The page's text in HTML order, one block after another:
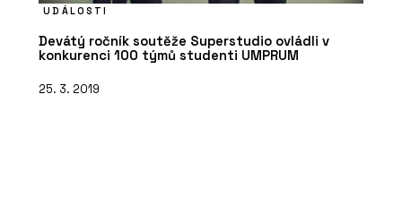
UDÁLOSTI
Devátý ročník soutěže Superstudio ovládli v
konkurenci 100 týmů studenti UMPRUM
25. 3. 2019